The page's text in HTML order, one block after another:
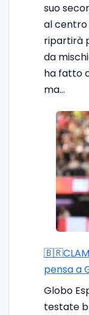
suo
al centro
ripartirà
da
ha fatto
ma…
pensa a
Globo
testate